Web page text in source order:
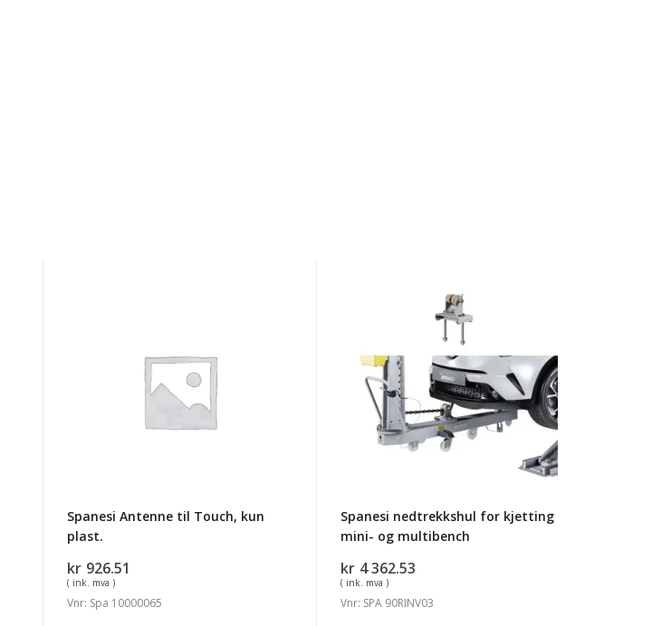
Spanesi Antenne til Touch, kun
plast.
kr 926.51
( ink. mva )
Vnr: Spa 10000065
kjetting
mini-
multibench
Spanesi nedtrekkshul for kjetting
mini- og multibench
kr 4 362.53
( ink. mva )
Vnr: SPA 90RINV03